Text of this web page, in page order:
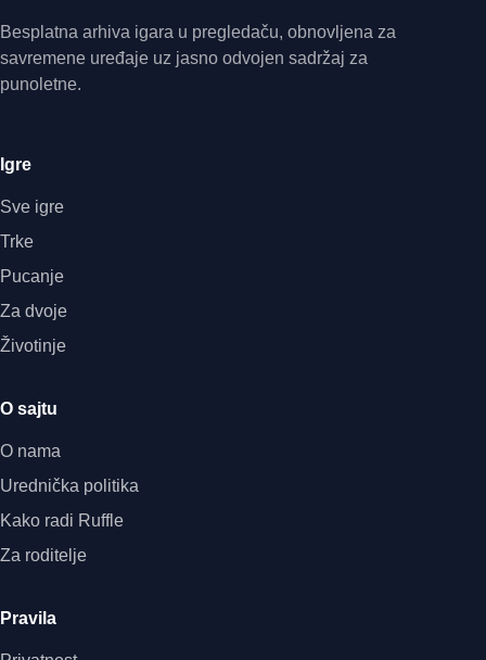
Besplatna arhiva igara u pregledaču, obnovljena za
savremene uređaje uz jasno odvojen sadržaj za
punoletne.
Igre
Sve igre
Trke
Pucanje
Za dvoje
Životinje
O sajtu
O nama
Urednička politika
Kako radi Ruffle
Za roditelje
Pravila